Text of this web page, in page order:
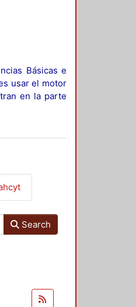
Básicas e
usar el motor
en la parte
Search